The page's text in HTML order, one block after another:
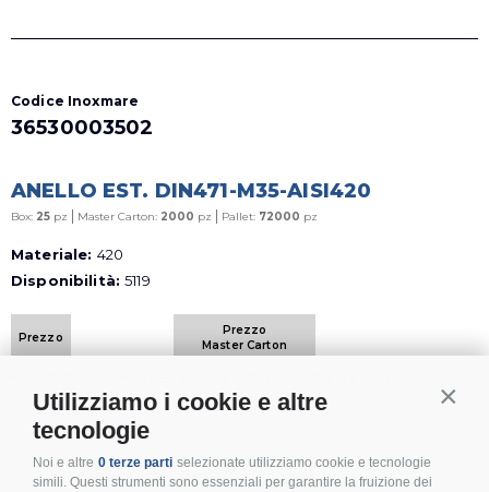
Utilizziamo i cookie e altre
tecnologie
Noi e altre 0 terze parti selezionate utilizziamo cookie e tecnologie
simili. Questi strumenti sono essenziali per garantire la fruizione dei
Codice Inoxmare
36530003502
ANELLO EST. DIN471-M35-AISI420
Box: 25 pz | Master Carton: 2000 pz | Pallet: 72000 pz
Materiale: 420
Disponibilità:5119
Prezzo
Prezzo
Master Carton